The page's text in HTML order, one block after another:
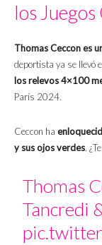
los
Thomas Ceccon es
deportista ya se llevó
los relevos 4×100
París 2024.
Ceccon ha
y sus ojos verdes.
Thomas
Tancredi